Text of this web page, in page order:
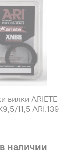
вилки ARIETE
11,5 ARI.139
наличии